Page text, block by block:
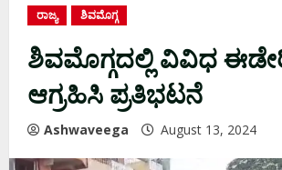
ರಾಜ್ಯ ಶಿವಮೊಗ್ಗ
ಶಿವಮೊಗ್ಗದಲ್ಲಿ ವಿವಿಧ
ಆಗ್ರಹಿಸಿ ಪ್ರತಿಭಟನೆ
Ashwaveega August 13, 2024